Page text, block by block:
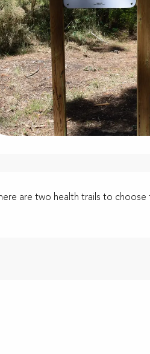
are two health trails to choose